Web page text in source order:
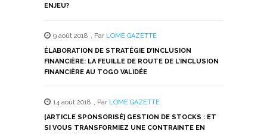
ENJEU?
9 août 2018 , Par LOME GAZETTE
ÉLABORATION DE STRATÉGIE D’INCLUSION
FINANCIÈRE: LA FEUILLE DE ROUTE DE L’INCLUSION
FINANCIÈRE AU TOGO VALIDÉE
14 août 2018 , Par LOME GAZETTE
[ARTICLE SPONSORISÉ] GESTION DE STOCKS : ET
SI VOUS TRANSFORMIEZ UNE CONTRAINTE EN